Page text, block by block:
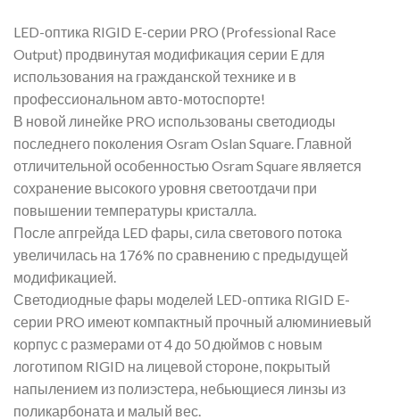
LED-оптика RIGID E-серии PRO (Professional Race
Output) продвинутая модификация серии E для
использования на гражданской технике и в
профессиональном авто-мотоспорте!
В новой линейке PRO использованы светодиоды
последнего поколения Osram Oslan Square. Главной
отличительной особенностью Osram Square является
сохранение высокого уровня светоотдачи при
повышении температуры кристалла.
После апгрейда LED фары, сила светового потока
увеличилась на 176% по сравнению с предыдущей
модификацией.
Светодиодные фары моделей LED-оптика RIGID E-
серии PRO имеют компактный прочный алюминиевый
корпус с размерами от 4 до 50 дюймов с новым
логотипом RIGID на лицевой стороне, покрытый
напылением из полиэстера, небьющиеся линзы из
поликарбоната и малый вес.